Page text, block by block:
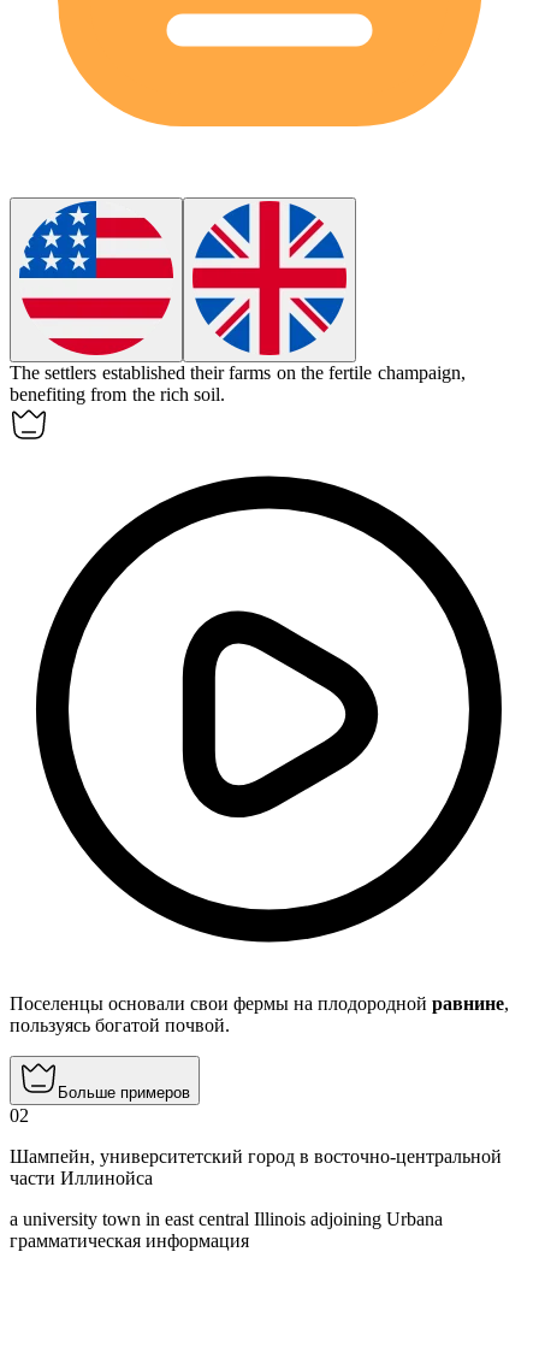
The settlers established their farms on the fertile champaign,
benefiting from the rich soil.
Поселенцы основали свои фермы на плодородной равнине,
пользуясь богатой почвой.
Больше примеров
02
Шампейн, университетский город в восточно-центральной
части Иллинойса
a university town in east central Illinois adjoining Urbana
грамматическая информация